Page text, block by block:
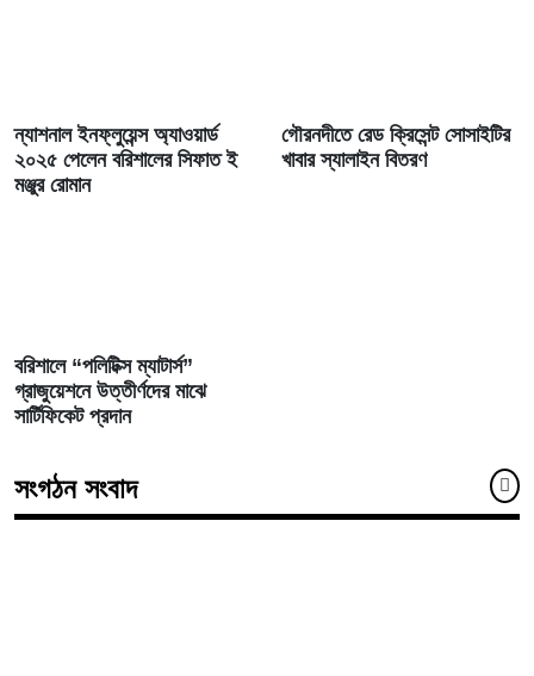
ন্যাশনাল ইনফ্লুয়েন্স অ্যাওয়ার্ড
২০২৫ পেলেন বরিশালের সিফাত ই
মঞ্জুর রোমান
গৌরনদীতে রেড ক্রিসেন্ট সোসাইটির
খাবার স্যালাইন বিতরণ
বরিশালে “পলিটিক্স ম্যাটার্স”
গ্রাজুয়েশনে উত্তীর্ণদের মাঝে
সার্টিফিকেট প্রদান
সংগঠন সংবাদ